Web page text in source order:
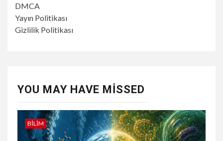
DMCA
Yayın Politikası
Gizlilik Politikası
YOU MAY HAVE MISSED
BILIM